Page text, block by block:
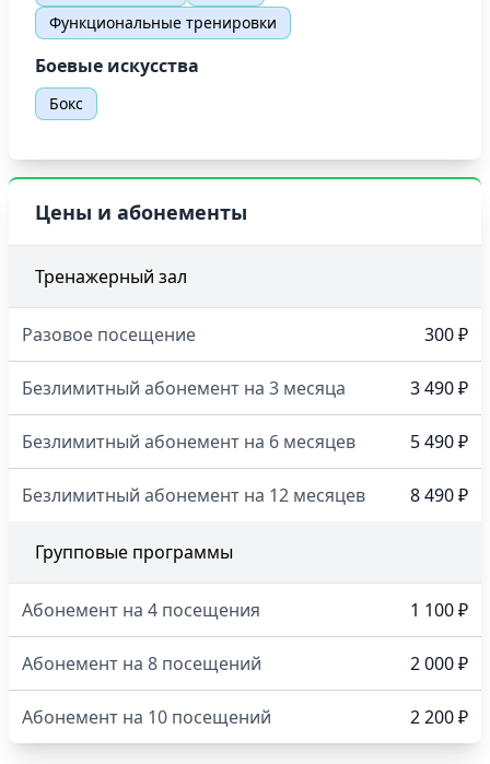
Функциональные тренировки
Боевые искусства
Бокс
Цены и абонементы
Тренажерный зал
Разовое посещение 300 ₽
Безлимитный абонемент на 3 месяца 3 490 ₽
Безлимитный абонемент на 6 месяцев 5 490 ₽
Безлимитный абонемент на 12 месяцев 8 490 ₽
Групповые программы
Абонемент на 4 посещения 1 100 ₽
Абонемент на 8 посещений 2 000 ₽
Абонемент на 10 посещений 2 200 ₽